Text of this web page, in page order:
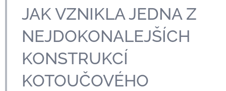
JAK VZNIKLA JEDNA Z
NEJDOKONALEJŠÍCH
KONSTRUKCÍ
KOTOUČOVÉHO